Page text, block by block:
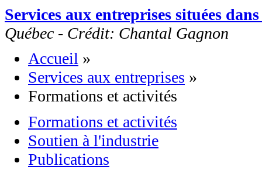
Services aux entreprises situées
Québec - Crédit: Chantal Gagnon
Accueil »
Services aux entreprises »
Formations et activités
Formations et activités
Soutien à l'industrie
Publications